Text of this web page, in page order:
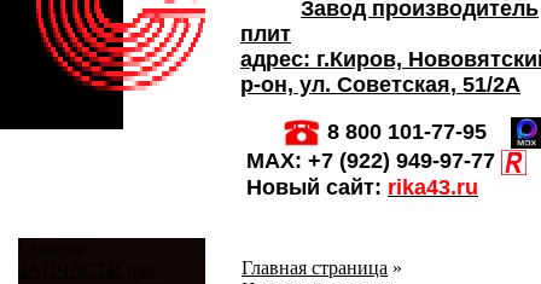
Завод производитель
плит
адрес: г.Киров,
р-он, ул. Советская, 51/2А
8 800 101-77-95
MAX: +7 (922) 949-97-77
Новый сайт: rika43.ru
Главная страница »